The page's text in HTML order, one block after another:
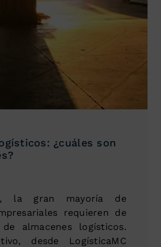
¿cuáles son
la gran mayoría de
requieren de
almacenes logísticos.
desde LogísticaMC